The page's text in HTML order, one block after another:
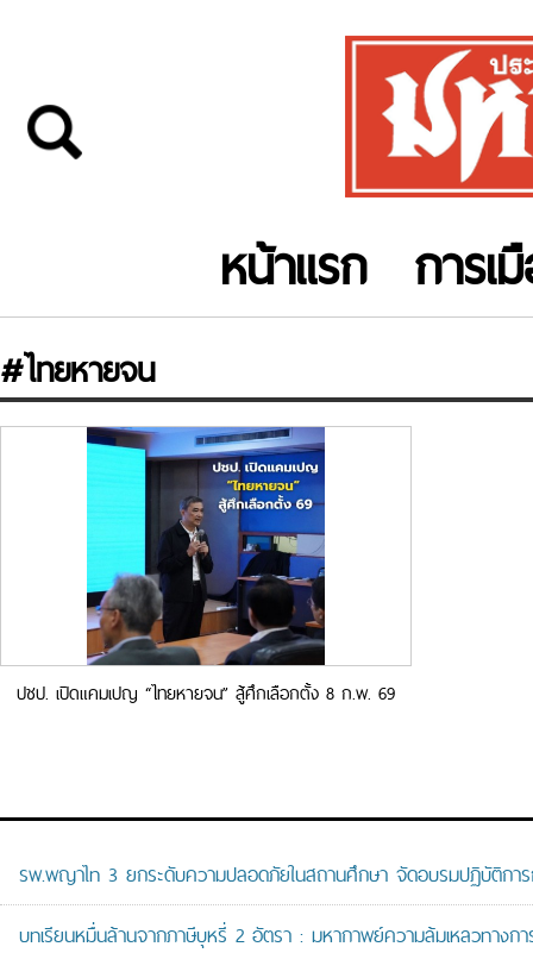
หน้าแรก การเ
#ไทยหายจน
ปชป. เปิดแคมเปญ “ไทยหายจน” สู้ศึกเลือกตั้ง 8 ก.พ. 69
รพ.พญาไท 3 ยกระดับความปลอดภัยในสถานศึกษา จัดอบรมปฏิบัติกา
บทเรียนหมื่นล้านจากภาษีบุหรี่ 2 อัตรา : มหากาพย์ความล้มเหลวทางก